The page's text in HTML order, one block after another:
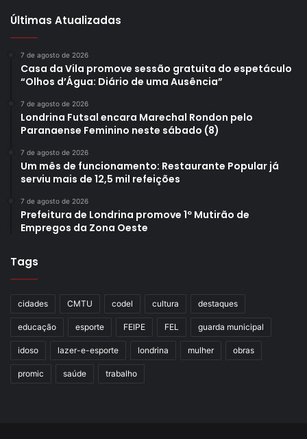
Últimas Atualizadas
7 de agosto de 2026
Casa da Vila promove sessão gratuita do espetáculo
“Olhos d’Água: Diário de uma Ausência”
7 de agosto de 2026
Londrina Futsal encara Marechal Rondon pelo
Paranaense Feminino neste sábado (8)
7 de agosto de 2026
Um mês de funcionamento: Restaurante Popular já
serviu mais de 12,5 mil refeições
7 de agosto de 2026
Prefeitura de Londrina promove 1º Mutirão de
Empregos da Zona Oeste
Tags
cidades CMTU codel cultura destaques
educação esporte FEIPE FEL guarda municipal
idoso lazer-e-esporte londrina mulher obras
promic saúde trabalho